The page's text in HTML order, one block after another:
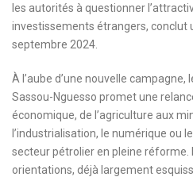
les autorités à questionner
investissements étrangers, conclut
septembre 2024.
À l’aube d’une nouvelle
Sassou-Nguesso promet une
économique, de l’agriculture aux
l’industrialisation, le numérique ou
secteur pétrolier en pleine réforme.
orientations, déjà largement